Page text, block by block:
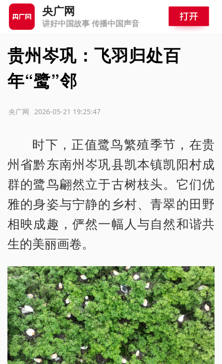
央广网
讲好中国故事 传播中国声音
贵州岑巩：飞羽归处百
年“鹭”邻
2026-05-21 19:25:47
央广网
时下，正值鹭鸟繁殖季节，在贵
州省黔东南州岑巩县凯本镇凯阳村成
群的鹭鸟翩然立于古树枝头。它们优
雅的身姿与宁静的乡村、青翠的田野
相映成趣，俨然一幅人与自然和谐共
生的美丽画卷。